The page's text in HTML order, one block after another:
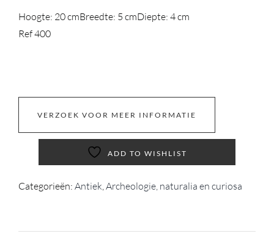
Hoogte: 20 cmBreedte: 5 cmDiepte: 4 cm
Ref 400
VERZOEK VOOR MEER INFORMATIE
ADD TO WISHLIST
Categorieën: Antiek Archeologie, naturalia en curiosa